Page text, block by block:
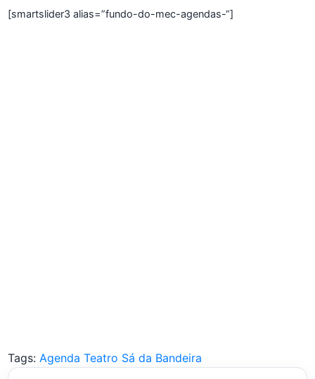
[smartslider3 alias=”fundo-do-mec-agendas-“]
Tags: Agenda Teatro Sá da Bandeira